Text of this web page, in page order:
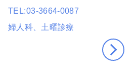
TEL 03-3664-0087
婦人科、土曜診療